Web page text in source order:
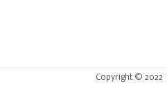
Copyright © 2022